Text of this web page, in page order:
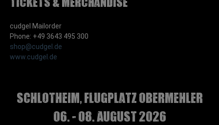
cudgel Mailorder
Phone: +49 3643 495 300
shop@cudgel.de
www.cudgel.de
Schlotheim, Flugplatz Obermehler
06. - 08. August 2026